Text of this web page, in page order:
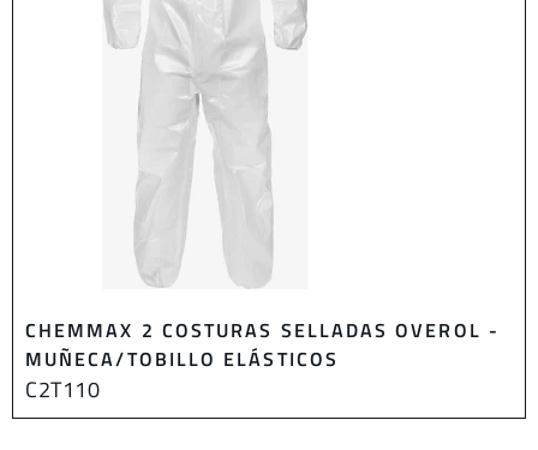
CHEMMAX 2 COSTURAS SELLADAS OVEROL -
MUÑECA/TOBILLO ELÁSTICOS
C2T110